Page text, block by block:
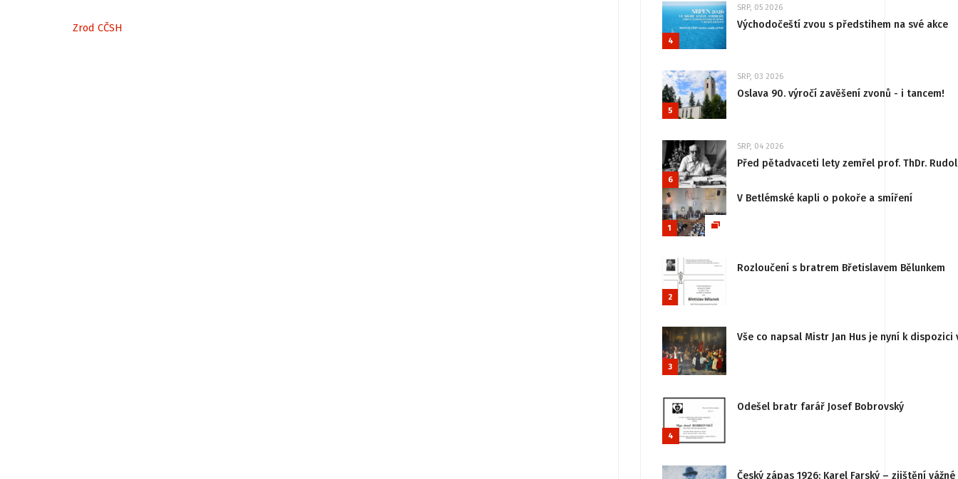
Zrod CČSH
4
SRP, 05 2026
Východočeští zvou s předstihem na své akce
5
SRP, 03 2026
Oslava 90. výročí zavěšení zvonů - i tancem!
6
SRP, 04 2026
Před pětadvaceti lety zemřel prof. ThDr.
1
V Betlémské kapli o pokoře a smíření
2
Rozloučení s bratrem Břetislavem Bělunkem
3
Vše co napsal Mistr Jan Hus je nyní k
4
Odešel bratr farář Josef Bobrovský
Český zápas 1926: Karel Farský – zjištění